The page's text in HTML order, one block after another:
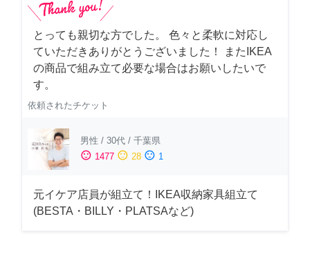
とっても親切な方でした。 色々と柔軟に対応し
ていただきありがとうございました！ またIKEA
の商品で組み立て必要な場合はお願いしたいで
す。
依頼されたチケット
男性 / 30代 / 千葉県
sentiment_satisfied 1477 sentiment_neutral 28 sentiment_dissatisfied 1
元イケア店員が組立て！IKEA収納家具組立て
(BESTA・BILLY・PLATSAなど)